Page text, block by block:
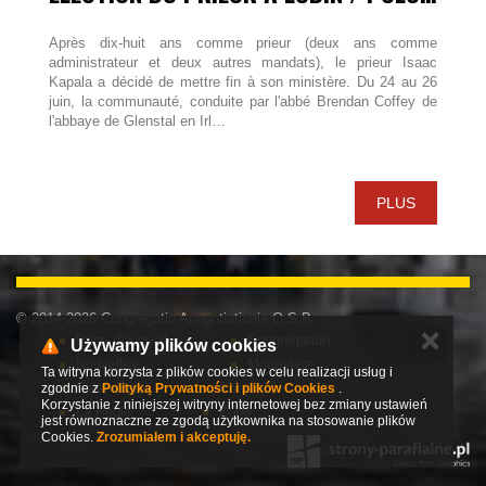
Après dix-huit ans comme prieur (deux ans comme
administrateur et deux autres mandats), le prieur Isaac
Kapala a décidé de mettre fin à son ministère. Du 24 au 26
juin, la communauté, conduite par l'abbé Brendan Coffey de
l'abbaye de Glenstal en Irl…
PLUS
© 2014-2026 Congregatio Annuntiationis O.S.B
Page d'accueil
Nouvelles
Congrégation
Monastère
Calendrier
La Règle
Contact
Zone
Używamy plików cookies
Ta witryna korzysta z plików cookies w celu realizacji usług i
zgodnie z Polityką Prywatności i plików Cookies .
Korzystanie z niniejszej witryny internetowej bez zmiany ustawień
jest równoznaczne ze zgodą użytkownika na stosowanie plików
Cookies. Zrozumiałem i akceptuję.
✕